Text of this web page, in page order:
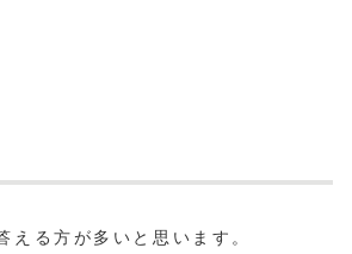
える方が多いと思います。